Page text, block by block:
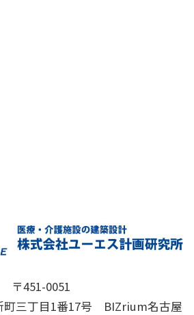
〒451-0051
町三丁目1番17号 BIZrium名古屋